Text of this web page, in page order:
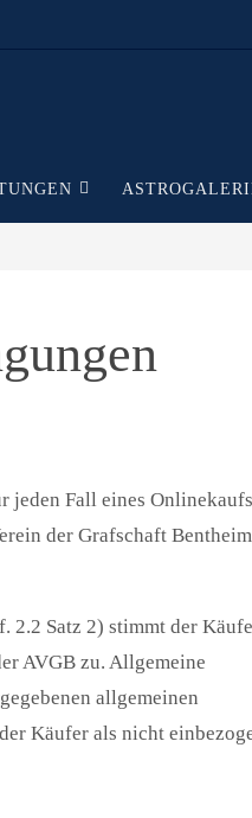
jeden Fall eines
der Grafschaft Bentheim
Satz 2) stimmt der
AVGB zu. Allgemeine
allgemeinen
Käufer als nicht